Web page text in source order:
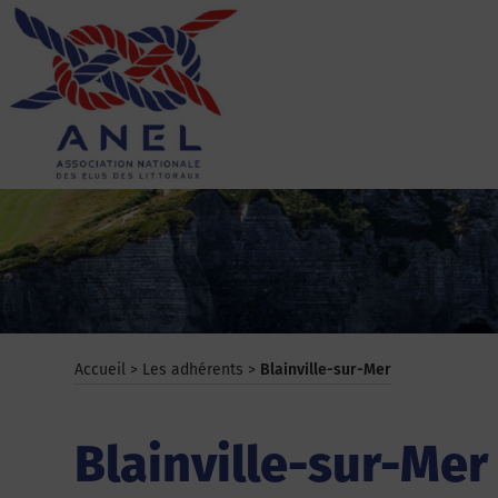
Aller
contenu
ANEL
Accueil > Les adhérents > Blainville-sur-Mer
Blainville-sur-Mer